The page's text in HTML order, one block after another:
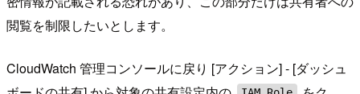
閲覧を制限したいとします。
CloudWatch 管理コンソールに戻り [アクション] - [ダッシュ